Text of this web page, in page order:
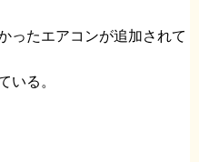
ったエアコンが追加されて
いる。